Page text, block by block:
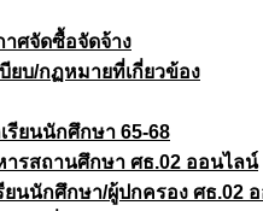
าศจัดซื้อจัดจ้าง
ยบ/กฏหมายที่เกี่ยวข้อง
รียนนักศึกษา 65-68
ารสถานศึกษา ศธ.02 ออนไลน์
ยนนักศึกษา/ผู้ปกครอง ศธ.02